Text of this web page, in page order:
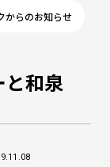
からのお知らせ
と和泉